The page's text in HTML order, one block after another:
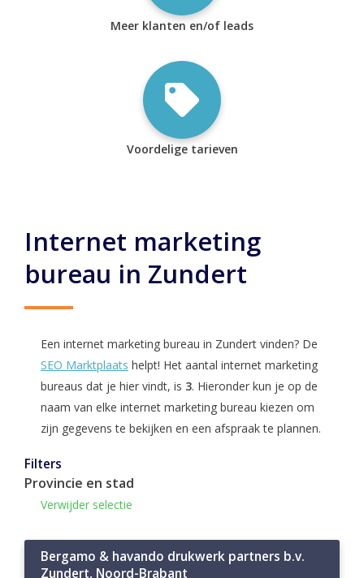
Meer klanten en/of leads
Voordelige tarieven
Internet marketing
bureau in Zundert
Een internet marketing bureau in Zundert vinden? De
SEO Marktplaats helpt! Het aantal internet marketing
bureaus dat je hier vindt, is 3. Hieronder kun je op de
naam van elke internet marketing bureau kiezen om
zijn gegevens te bekijken en een afspraak te plannen.
Filters
Provincie en stad
Verwijder selectie
Bergamo & havando drukwerk partners b.v.
Zundert, Noord-Brabant